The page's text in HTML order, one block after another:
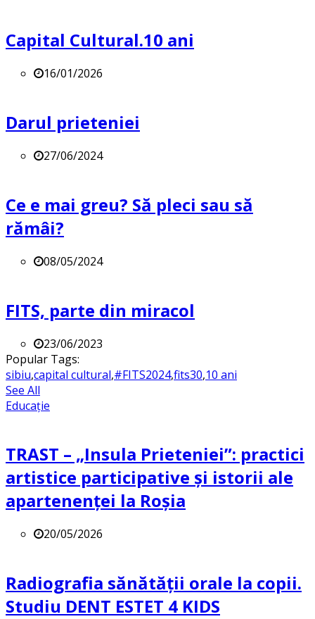
Capital Cultural.10 ani
16/01/2026
Darul prieteniei
27/06/2024
Ce e mai greu? Să pleci sau să
rămâi?
08/05/2024
FITS, parte din miracol
23/06/2023
Popular Tags:
sibiu,capital cultural,#FITS2024,fits30,10 ani
See All
Educație
TRAST – „Insula Prieteniei”: practici
artistice participative și istorii ale
apartenenței la Roșia
20/05/2026
Radiografia sănătății orale la copii.
Studiu DENT ESTET 4 KIDS